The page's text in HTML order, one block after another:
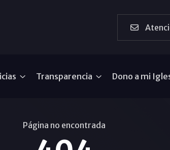
Transparencia Dono a mi
Página no encontrada